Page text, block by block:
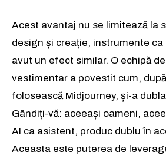
Acest avantaj nu se limitează la
design și creație, instrumente ca
avut un efect similar. O echipă
vestimentar a povestit cum,
folosească Midjourney, și-a
Gândiți-vă: aceeași oameni,
AI ca asistent, produc dublu în
Aceasta este puterea de